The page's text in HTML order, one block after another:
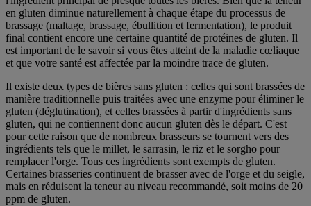
en gluten diminue naturellement à chaque étape du processus de
brassage (maltage, brassage, ébullition et fermentation), le produit
final contient encore une certaine quantité de protéines de gluten. Il
est important de le savoir si vous êtes atteint de la maladie cœliaque
et que votre santé est affectée par la moindre trace de gluten.
Il existe deux types de bières sans gluten : celles qui sont brassées de
manière traditionnelle puis traitées avec une enzyme pour éliminer le
gluten (déglutination), et celles brassées à partir d'ingrédients sans
gluten, qui ne contiennent donc aucun gluten dès le départ. C'est
pour cette raison que de nombreux brasseurs se tournent vers des
ingrédients tels que le millet, le sarrasin, le riz et le sorgho pour
remplacer l'orge. Tous ces ingrédients sont exempts de gluten.
Certaines brasseries continuent de brasser avec de l'orge et du seigle,
mais en réduisent la teneur au niveau recommandé, soit moins de 20
ppm de gluten.